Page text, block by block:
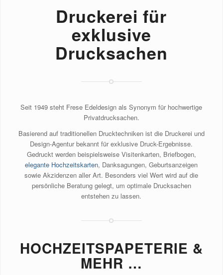
Druckerei für
exklusive
Drucksachen
Seit 1949 steht Frese Edeldesign als Synonym für hochwertige
Privatdrucksachen.
Basierend auf traditionellen Drucktechniken ist die Druckerei und
Design-Agentur bekannt für exklusive Druck-Ergebnisse.
Gedruckt werden beispielsweise Visitenkarten, Briefbogen,
elegante Hochzeitskarten, Danksagungen, Geburtsanzeigen
sowie Akzidenzen aller Art. Besonders viel Wert wird auf die
persönliche Beratung gelegt, um optimale Drucksachen
entstehen zu lassen.
HOCHZEITSPAPETERIE &
MEHR …